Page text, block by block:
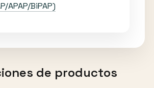
APAP/BiPAP)
de productos